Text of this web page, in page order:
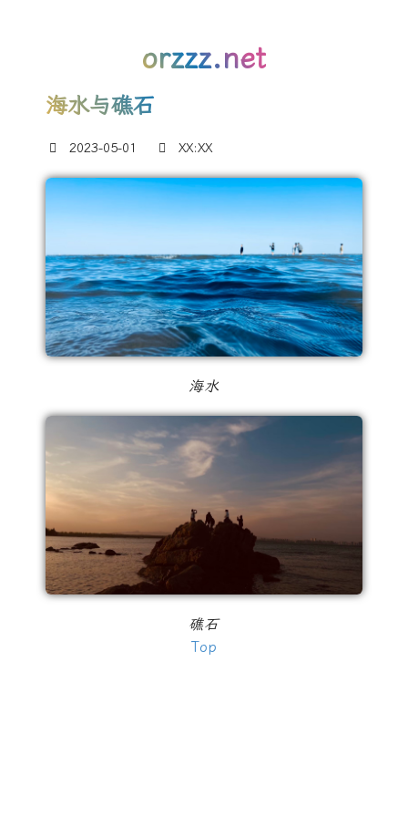
orzzz.net
海水与礁石
2023-05-01 XX:XX
海水
礁石
Top